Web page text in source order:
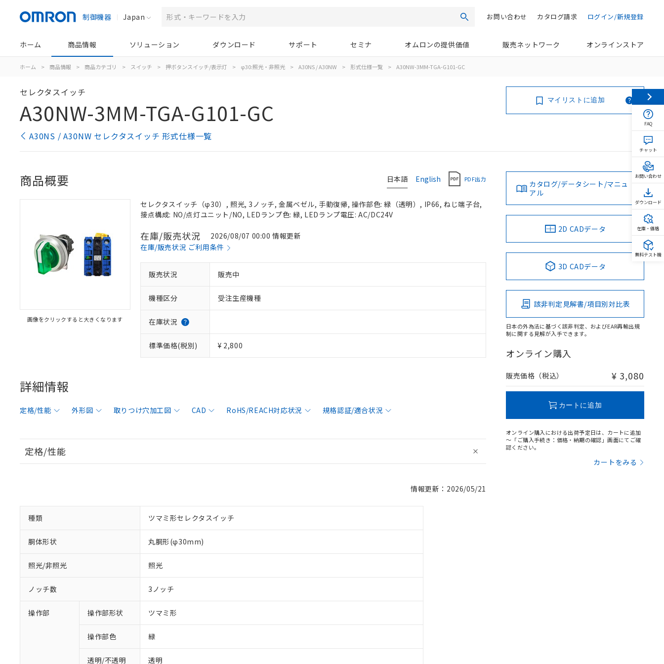
制御機器 Japan 検索 ログイン/新規登録
カタログ請求
お問い合わせ
ホーム 商品情報 ソリューション ダウンロード サポート セミナ オムロンの提供価値 販売ネットワーク オンラインストア
ホーム > 商品情報 > 商品カテゴリ > スイッチ > 押ボタンスイッチ/表示灯 > φ30:照光・非照光 > A30NS / A30NW > 形式仕様一覧 > A30NW-3MM-TGA-G101-GC
セレクタスイッチ
A30NW-3MM-TGA-G101-GC
A30NS / A30NW セレクタスイッチ 形式仕様一覧
マイリストに追加
日本語 English PDF出力
商品概要
画像をクリックすると大きくなります
セレクタスイッチ（φ30）, 照光, 3ノッチ, 金属ベゼル, 手動復帰, 操作部色: 緑（透明）, IP66, ねじ端子台,
接点構成: NO/点灯ユニット/NO, LEDランプ色: 緑, LEDランプ電圧: AC/DC24V
在庫/販売状況
2026/08/07 00:00 情報更新
在庫/販売状況 ご利用条件
販売状況 販売中
機種区分 受注生産機種
在庫状況
標準価格(税別) ¥ 2,800
詳細情報
定格/性能 外形図 取りつけ穴加工図 CAD RoHS/REACH対応状況 規格認証/適合状況
定格/性能
情報更新：2026/05/21
種類 ツマミ形セレクタスイッチ
胴体形状 丸胴形(φ30mm)
照光/非照光 照光
ノッチ数 3ノッチ
操作部 操作部形状 ツマミ形
操作部色 緑
透明/不透明 透明
カタログ/データシート/マニュ
アル
2D CADデータ
3D CADデータ
該非判定見解書/項目別対比表
日本の外為法に基づく該非判定、およびEAR再輸出規
制に関する見解が入手できます。
オンライン購入
販売価格（税込） ¥ 3,080
カートに追加
オンライン購入における出荷予定日は、カートに追加
～「ご購入手続き：価格・納期の確認」画面にてご確
認ください。
カートをみる
FAQ
チャット
お問い合わせ
ダウンロード
在庫・価格
無料テスト機